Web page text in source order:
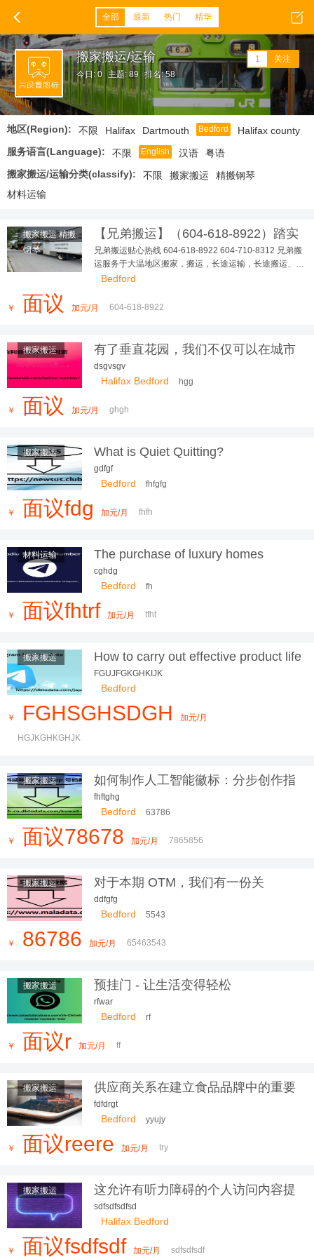
全部 最新 热门 精华
搬家搬运/运输
今日: 0 主题: 89 排名: 58
1 关注
地区(Region): 不限 Halifax Dartmouth Bedford
Halifax county
服务语言(Language):
不限 English 汉语
粤语
搬家搬运/运输分类(classify):
不限 搬家搬运
精搬钢琴
材料运输
搬家搬运 精搬
钢琴
【兄弟搬运】（604-618-8922）踏实
可靠，大小搬家，长短途...
兄弟搬运贴心热线 604-618-8922 604-710-8312 兄弟搬
运服务于大温地区搬家，搬运，长途运输，长途搬运、精
搬钢琴、垃圾清理、各种疑难搬运 多年，政府注册，有完
司有多台厢式货车，我们本着以德为本，以信为先，让您
Bedford
￥ 面议 加元/月 604-618-8922
搬家搬运
有了垂直花园，我们不仅可以在城市
中
dsgvsgv
Halifax Bedford hgg
￥ 面议 加元/月 ghgh
搬家搬运 What is Quiet Quitting?
gdfgf
Bedford fhfgfg
￥ 面议fdg 加元/月 fhfh
材料运输
The purchase of luxury homes
'hands-on' reaches 70% of
transactions in London
cghdg
Bedford fh
￥ 面议fhtrf 加元/月 tfht
搬家搬运
How to carry out effective product life
cycle management? The 5 phases
explained
FGUJFGKGHKIJK
Bedford
￥ FGHSGHSDGH 加元/月
HGJKGHKGHJK
搬家搬运
如何制作人工智能徽标：分步创作指
南
fhftghg
Bedford 63786
￥ 面议78678 加元/月 7865856
搬家搬运 对于本期 OTM，我们有一份关
ddfgfg
Bedford 5543
￥ 86786 加元/月 65463543
搬家搬运 预挂门 - 让生活变得轻松
rfwar
Bedford rf
￥ 面议r 加元/月 ff
搬家搬运
供应商关系在建立食品品牌中的重要
性
fdfdrgt
Bedford yyujy
￥ 面议reere 加元/月 try
搬家搬运
这允许有听力障碍的个人访问内容提
供语言选项
sdfsdfsdfsd
Halifax Bedford
￥ 面议fsdfsdf 加元/月 sdfsdfsdf